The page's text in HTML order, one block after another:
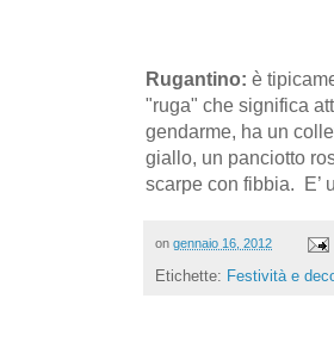
Rugantino: è
"ruga" che significa
gendarme, ha un
giallo, un panciotto
scarpe con fibbia. E’
on gennaio 16, 2012
Etichette: Festività e